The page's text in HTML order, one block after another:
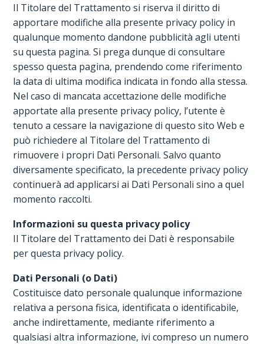
Il Titolare del Trattamento si riserva il diritto di
apportare modifiche alla presente privacy policy in
qualunque momento dandone pubblicità agli utenti
su questa pagina. Si prega dunque di consultare
spesso questa pagina, prendendo come riferimento
la data di ultima modifica indicata in fondo alla stessa.
Nel caso di mancata accettazione delle modifiche
apportate alla presente privacy policy, l’utente è
tenuto a cessare la navigazione di questo sito Web e
può richiedere al Titolare del Trattamento di
rimuovere i propri Dati Personali. Salvo quanto
diversamente specificato, la precedente privacy policy
continuerà ad applicarsi ai Dati Personali sino a quel
momento raccolti.
Informazioni su questa privacy policy
Il Titolare del Trattamento dei Dati è responsabile
per questa privacy policy.
Dati Personali (o Dati)
Costituisce dato personale qualunque informazione
relativa a persona fisica, identificata o identificabile,
anche indirettamente, mediante riferimento a
qualsiasi altra informazione, ivi compreso un numero